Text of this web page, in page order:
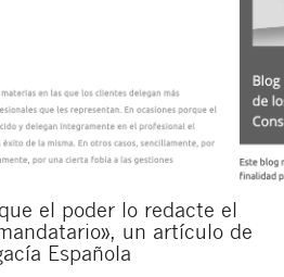
el poder lo redacte el
un artículo de
Española